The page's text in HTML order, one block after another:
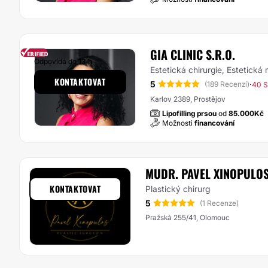
GIA CLINIC S.R.O.
Estetická chirurgie, Estetická
5
(189 Recenzí)·40
Karlov 2389, Prostějov
Lipofilling prsou od 85.000Kč
Možnosti financování
Odpovídá do13 h
KONTAKTOVAT
MUDR. PAVEL
Plastický chirurg
5
(1 Recenze)
Pražská 255/41, Olomouc
KONTAKTOVAT